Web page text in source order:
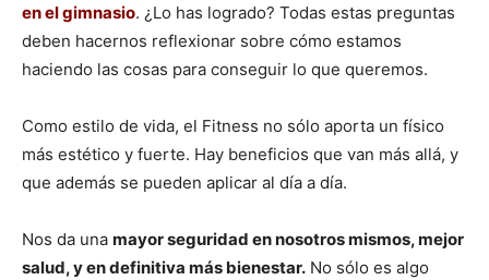
en el gimnasio. ¿Lo has logrado? Todas estas preguntas
deben hacernos reflexionar sobre cómo estamos
haciendo las cosas para conseguir lo que queremos.
Como estilo de vida, el Fitness no sólo aporta un físico
más estético y fuerte. Hay beneficios que van más allá, y
que además se pueden aplicar al día a día.
Nos da una mayor seguridad en nosotros mismos, mejor
salud, y en definitiva más bienestar. No sólo es algo